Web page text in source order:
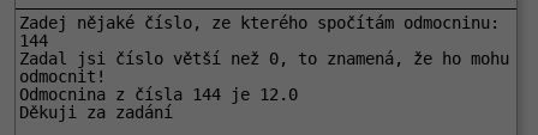
Zadej nějaké číslo, ze kterého spočítám odmocninu:
144
Zadal jsi číslo větší než 0, to znamená, že ho mohu
odmocnit!
Odmocnina z čísla 144 je 12.0
Děkuji za zadání